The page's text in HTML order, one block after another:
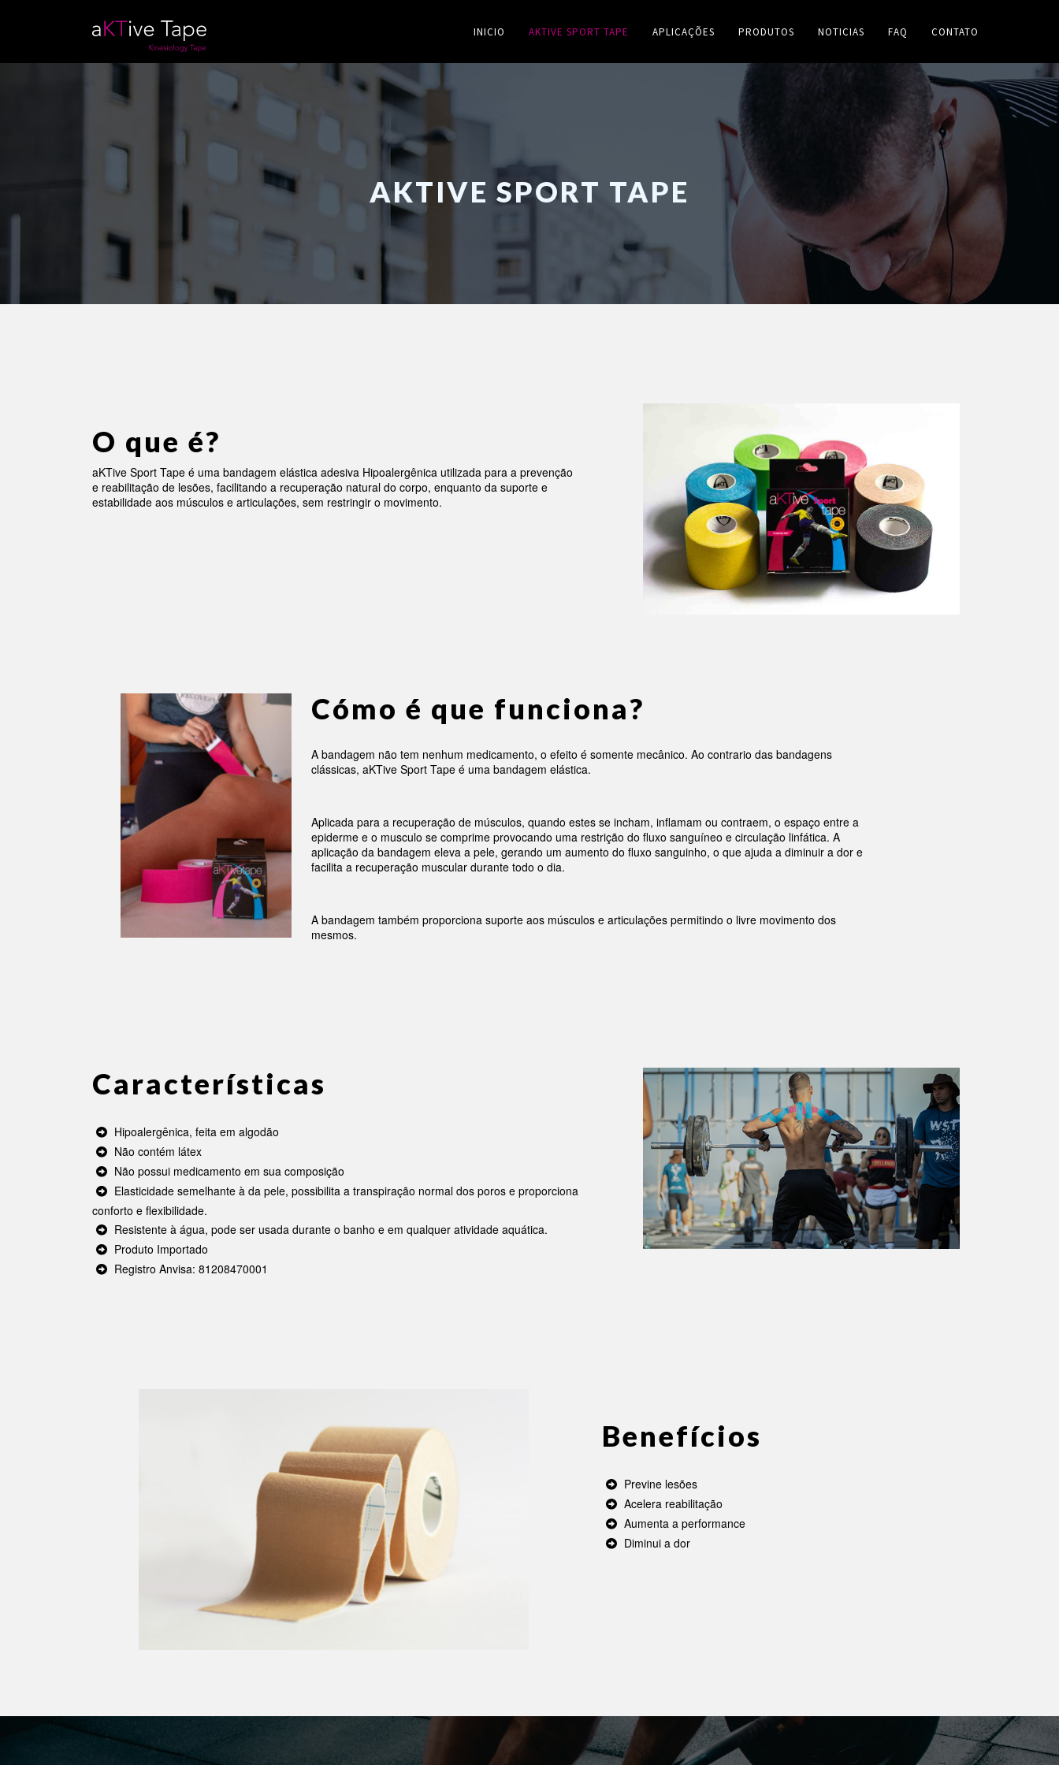
INICIO AKTIVE SPORT TAPE APLICAÇÕES PRODUTOS NOTICIAS FAQ CONTATO
AKTIVE SPORT TAPE
O que é?
aKTive Sport Tape é uma bandagem elástica adesiva Hipoalergênica utilizada para a prevenção
e reabilitação de lesões, facilitando a recuperação natural do corpo, enquanto da suporte e
estabilidade aos músculos e articulações, sem restringir o movimento.
Cómo é que funciona?
A bandagem não tem nenhum medicamento, o efeito é somente mecânico. Ao contrario das bandagens
clássicas, aKTive Sport Tape é uma bandagem elástica.
Aplicada para a recuperação de músculos, quando estes se incham, inflamam ou contraem, o espaço entre a
epiderme e o musculo se comprime provocando uma restrição do fluxo sanguíneo e circulação linfática. A
aplicação da bandagem eleva a pele, gerando um aumento do fluxo sanguinho, o que ajuda a diminuir a dor e
facilita a recuperação muscular durante todo o dia.
A bandagem também proporciona suporte aos músculos e articulações permitindo o livre movimento dos
mesmos.
Características
Hipoalergênica, feita em algodão
Não contém látex
Não possui medicamento em sua composição
Elasticidade semelhante à da pele, possibilita a transpiração normal dos poros e proporciona
conforto e flexibilidade.
Resistente à água, pode ser usada durante o banho e em qualquer atividade aquática.
Produto Importado
Registro Anvisa: 81208470001
Benefícios
Previne lesões
Acelera reabilitação
Aumenta a performance
Diminui a dor